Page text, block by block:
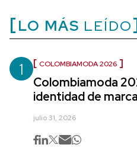
LO MÁS LEÍDO
1 COLOMBIAMODA 2026
Colombiamoda
identidad de
julio 31, 2026